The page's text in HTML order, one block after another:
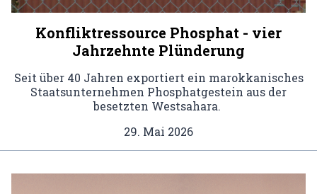
Konfliktressource Phosphat - vier
Jahrzehnte Plünderung
Seit über 40 Jahren exportiert ein marokkanisches
Staatsunternehmen Phosphatgestein aus der
besetzten Westsahara.
29. Mai 2026